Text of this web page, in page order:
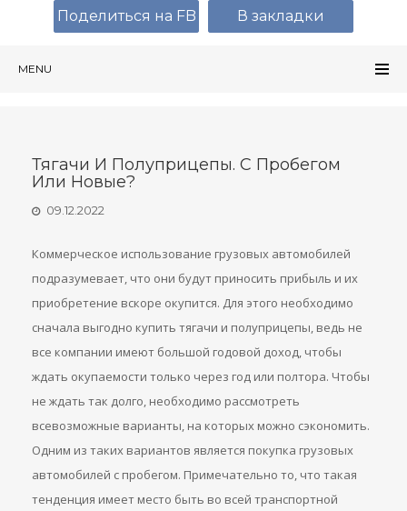
MENU
Тягачи И Полуприцепы. С Пробегом
Или Новые?
09.12.2022
Коммерческое использование грузовых автомобилей
подразумевает, что они будут приносить прибыль и их
приобретение вскоре окупится. Для этого необходимо
сначала выгодно купить тягачи и полуприцепы, ведь не
все компании имеют большой годовой доход, чтобы
ждать окупаемости только через год или полтора. Чтобы
не ждать так долго, необходимо рассмотреть
всевозможные варианты, на которых можно сэкономить.
Одним из таких вариантов является покупка грузовых
автомобилей с пробегом. Примечательно то, что такая
тенденция имеет место быть во всей транспортной
Поделиться на FB В закладки